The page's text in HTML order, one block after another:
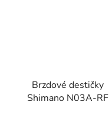
Brzdové destičky
Shimano N03A-RF